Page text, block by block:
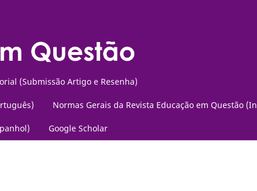
(Submissão Artigo e Resenha)
Normas Gerais da Revista Educação em Questão
Google Scholar